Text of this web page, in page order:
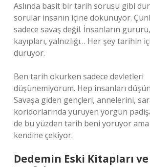
Aslında basit bir tarih sorusu gibi
sorular insanın içine dokunuyor.
sadece savaş değil. İnsanların
kayıpları, yalnızlığı… Her şey tarihin
duruyor.
Ben tarih okurken sadece devletleri
düşünemiyorum. Hep insanları
Savaşa giden gençleri, annelerini,
koridorlarında yürüyen yorgun
de bu yüzden tarih beni yoruyor ama
kendine çekiyor.
Dedemin Eski Kitapları